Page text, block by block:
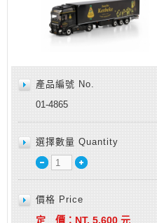
產品編號 No.
01-4865
選擇數量 Quantity
價格 Price
定 價： NT. 5,600 元